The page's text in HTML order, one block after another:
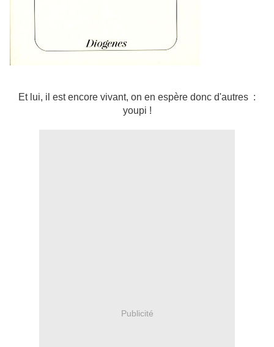
Et lui, il est encore vivant, on en espère donc d'autres :
youpi !
Publicité